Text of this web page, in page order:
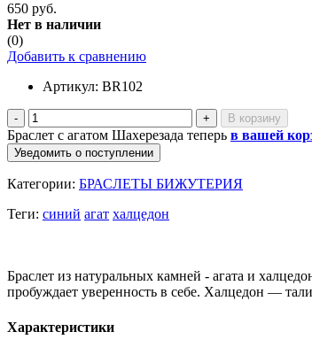
650 руб.
Нет в наличии
(0)
Добавить к сравнению
Артикул: BR102
- +
Браслет с агатом Шахерезада теперь в вашей
Уведомить о поступлении
Категории: БРАСЛЕТЫ БИЖУТЕРИЯ
Теги: синий агат халцедон
Браслет из натуральных камней - агата и
пробуждает уверенность в себе. Халцедон —
Характеристики